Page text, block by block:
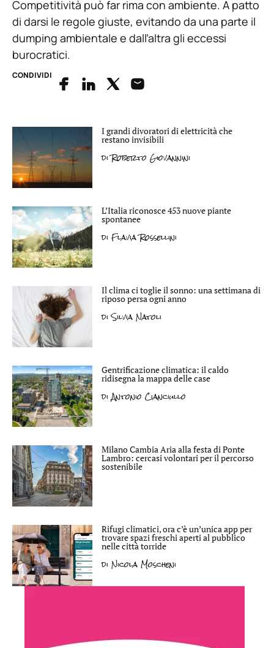
Competitività può far rima con ambiente. A patto
di darsi le regole giuste, evitando da una parte il
dumping ambientale e dall’altra gli eccessi
burocratici.
CONDIVIDI
I grandi divoratori di elettricità che
restano invisibili
diRoberto Giovannini
L’Italia riconosce 453 nuove piante
spontanee
di Flavia Rossellini
Il clima ci toglie il sonno: una settimana di
riposo persa ogni anno
diSilvia Natoli
Gentrificazione climatica: il caldo
ridisegna la mappa delle case
diAntonio Cianciullo
Milano Cambia Aria alla festa di Ponte
Lambro: cercasi volontari per il percorso
sostenibile
Rifugi climatici, ora c’è un’unica app per
trovare spazi freschi aperti al pubblico
nelle città torride
di Nicola Moscheni